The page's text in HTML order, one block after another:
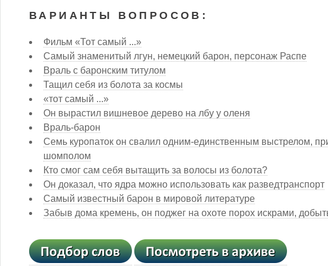
ВАРИАНТЫ ВОПРОСОВ:
Фильм «Тот самый ...»
Самый знаменитый лгун, немецкий барон, персонаж Распе
Враль с баронским титулом
Тащил себя из болота за космы
«тот самый ...»
Он вырастил вишневое дерево на лбу у оленя
Враль-барон
Семь куропаток он свалил одним-единственным выстрелом,
шомполом
Кто смог сам себя вытащить за волосы из болота?
Он доказал, что ядра можно использовать как разведтранспорт
Самый известный барон в мировой литературе
Забыв дома кремень, он поджег на охоте порох искрами,